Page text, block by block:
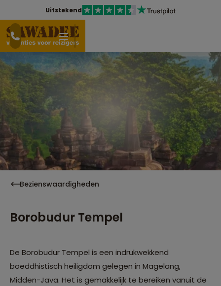
Uitstekend
Bezienswaardigheden
Borobudur Tempel
De Borobudur Tempel is een indrukwekkend
boeddhistisch heiligdom gelegen in Magelang,
Midden-Java. Het is gemakkelijk te bereiken vanuit de